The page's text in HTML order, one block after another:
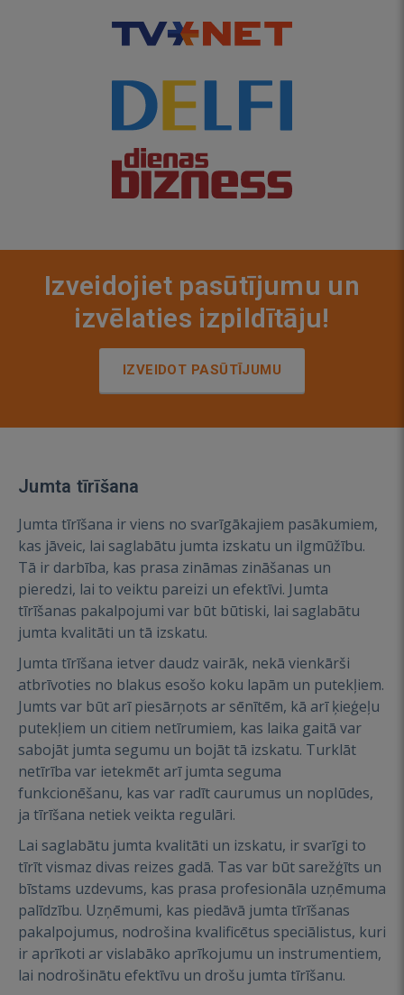
Izveidojiet pasūtījumu un
izvēlaties izpildītāju!
IZVEIDOT PASŪTĪJUMU
Jumta tīrīšana
Jumta tīrīšana ir viens no svarīgākajiem pasākumiem,
kas jāveic, lai saglabātu jumta izskatu un ilgmūžību.
Tā ir darbība, kas prasa zināmas zināšanas un
pieredzi, lai to veiktu pareizi un efektīvi. Jumta
tīrīšanas pakalpojumi var būt būtiski, lai saglabātu
jumta kvalitāti un tā izskatu.
Jumta tīrīšana ietver daudz vairāk, nekā vienkārši
atbrīvoties no blakus esošo koku lapām un putekļiem.
Jumts var būt arī piesārņots ar sēnītēm, kā arī ķieģeļu
putekļiem un citiem netīrumiem, kas laika gaitā var
sabojāt jumta segumu un bojāt tā izskatu. Turklāt
netīrība var ietekmēt arī jumta seguma
funkcionēšanu, kas var radīt caurumus un noplūdes,
ja tīrīšana netiek veikta regulāri.
Lai saglabātu jumta kvalitāti un izskatu, ir svarīgi to
tīrīt vismaz divas reizes gadā. Tas var būt sarežģīts un
bīstams uzdevums, kas prasa profesionāla uzņēmuma
palīdzību. Uzņēmumi, kas piedāvā jumta tīrīšanas
pakalpojumus, nodrošina kvalificētus speciālistus, kuri
ir aprīkoti ar vislabāko aprīkojumu un instrumentiem,
lai nodrošinātu efektīvu un drošu jumta tīrīšanu.